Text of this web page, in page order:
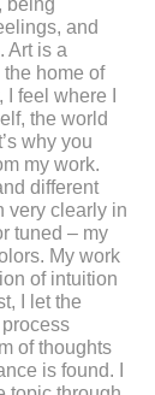
being
and
Art is a
home of
feel where I
the world
why you
my work.
different
very clearly in
tuned – my
My work
of intuition
I let the
of thoughts
is found. I